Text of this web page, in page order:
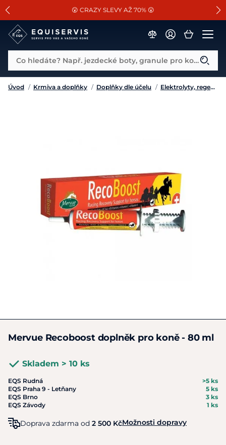
SLEVA 13% na vše od Cassini!
😮 CRAZY SLEVY AŽ 70% 😮
📐Pasování a doplňky k vybraným sedlům ZDARMA 🐴
Co hledáte? Např. jezdecké boty, granule pro koně...
Úvod / Krmiva a doplňky / Doplňky dle účelu / Elektrolyty, regenerace
Mervue Recoboost doplněk pro koně - 80 ml
Skladem > 10 ks
EQS Rudná
>5 ks
EQS Praha 9 - Letňany
5 ks
EQS Brno
3 ks
EQS Závody
1 ks
Doprava zdarma od 2 500 KčMožnosti dopravy